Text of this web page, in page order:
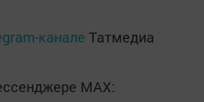
канале Татмедиа
MАХ: